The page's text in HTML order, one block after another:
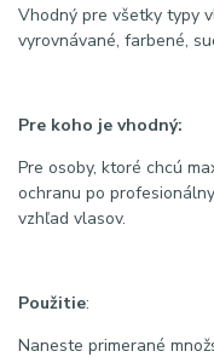
Vhodný pre všetky typy
vyrovnávané, farbené,
Pre koho je vhodný:
Pre osoby, ktoré chcú
ochranu po
vzhľad vlasov.
Použitie:
Naneste primerané